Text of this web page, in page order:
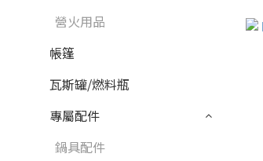
營火用品
帳篷
瓦斯罐/燃料瓶
專屬配件
鍋具配件